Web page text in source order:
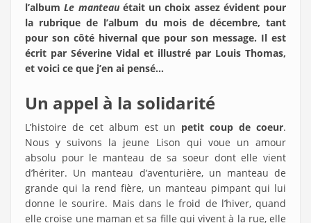
l’albumLe manteauétait un choix assez évident pour
la rubrique de l’album du mois de décembre, tant
pour son côté hivernal que pour son message. Il est
écrit par Séverine Vidal et illustré par Louis Thomas,
et voici ce que j’en ai pensé…
Un appel à la solidarité
L’histoire de cet album est un petit coup de coeur.
Nous y suivons la jeune Lison qui voue un amour
absolu pour le manteau de sa soeur dont elle vient
d’hériter. Un manteau d’aventurière, un manteau de
grande qui la rend fière, un manteau pimpant qui lui
donne le sourire. Mais dans le froid de l’hiver, quand
elle croise une maman et sa fille qui vivent à la rue, elle